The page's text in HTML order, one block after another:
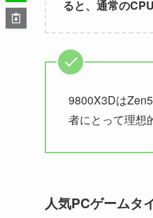
ると、通常の
9800X3Dは
者にとって理想
人気PCゲームタ